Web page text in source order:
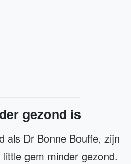
gezond is
als Dr Bonne Bouffe, zijn
gem minder gezond.